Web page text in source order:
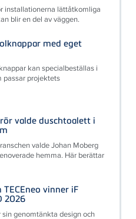
installationerna lättåtkomliga
blir en del av väggen.
med eget
kan specialbeställas i
passar projektets
valde duschtoalett i
valde Johan Moberg
hemma. Här berättar
vinner iF
2026
sin genomtänkta design och